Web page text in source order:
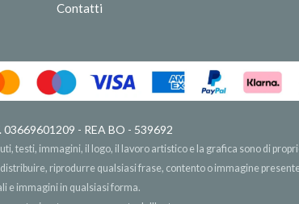
Contatti
03669601209 - REA BO - 539692
testi, immagini, il logo, il lavoro artistico e la grafica sono di
riprodurre qualsiasi frase, contento o immagine
e immagini in qualsiasi forma.